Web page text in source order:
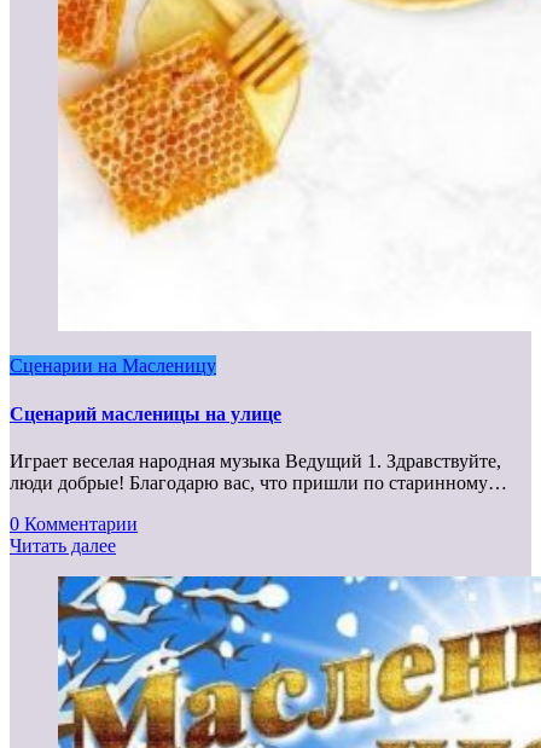
Сценарии на Масленицу
Сценарий масленицы на улице
Играет веселая народная музыка Ведущий 1. Здравствуйте,
люди добрые! Благодарю вас, что пришли по старинному…
0 Комментарии
Читать далее